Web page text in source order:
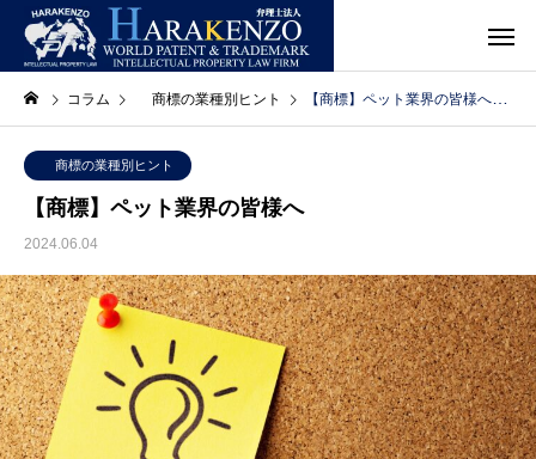
コラム 商標の業種別ヒント 【商標】ペット業界の皆様へ
商標の業種別ヒント
【商標】ペット業界の皆様へ
2024.06.04